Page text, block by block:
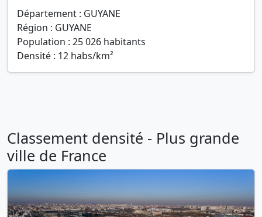
Département : GUYANE
Région : GUYANE
Population : 25 026 habitants
Densité : 12 habs/km²
Classement densité - Plus grande
ville de France